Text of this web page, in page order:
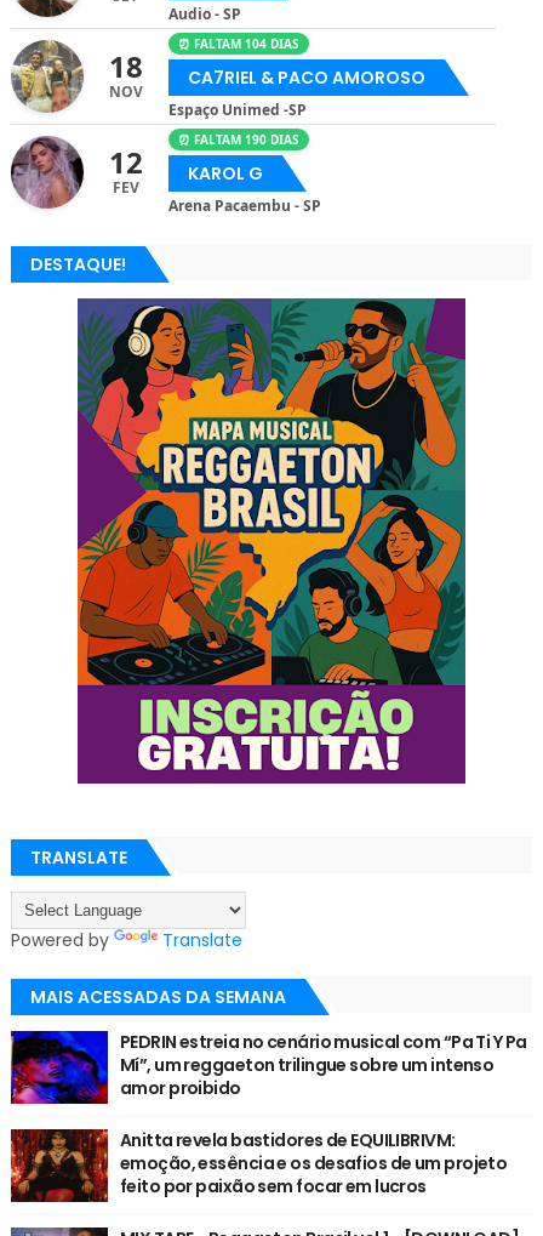
Audio - SP
18
NOV
⏰ FALTAM 104 DIAS
CA7RIEL & PACO AMOROSO
Espaço Unimed -SP
12
FEV
⏰ FALTAM 190 DIAS
KAROL G
Arena Pacaembu - SP
DESTAQUE!
TRANSLATE
Powered by Translate
MAIS ACESSADAS DA SEMANA
PEDRIN estreia no cenário musical com “Pa Ti Y Pa
Mí”, um reggaeton trilingue sobre um intenso
amor proibido
Anitta revela bastidores de EQUILIBRIVM:
emoção, essência e os desafios de um projeto
feito por paixão sem focar em lucros